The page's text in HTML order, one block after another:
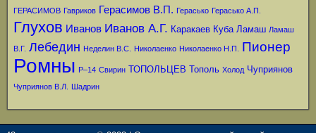
ГЕРАСИМОВ Гавриков Герасимов В.П. Герасько Герасько А.П.
Глухов Иванов Иванов А.Г. Каракаев Куба Ламаш Ламаш
В.Г. Лебедин Неделин В.С. Николаенко Николаенко Н.П. Пионер
Ромны Р–14 Свирин ТОПОЛЬЦЕВ Тополь Холод Чуприянов
Чуприянов В.Л. Шадрин